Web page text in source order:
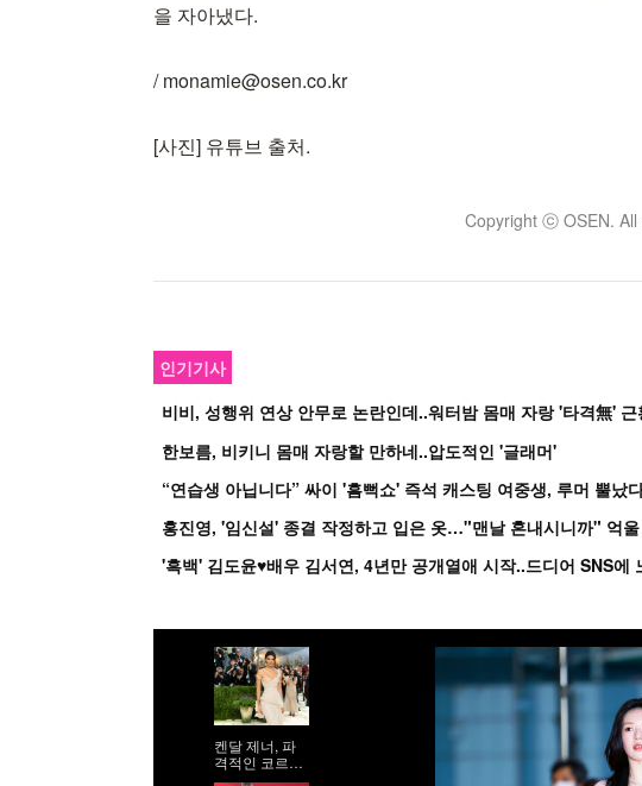
을 자아냈다.
/ monamie@osen.co.kr
[사진] 유튜브 출처.
Copyright ⓒ OSEN. All
인기기사
비비, 성행위 연상 안무로 논란인데..워터밤 몸매 자랑 '타격無' 근
한보름, 비키니 몸매 자랑할 만하네..압도적인 '글래머'
홍진영, '임신설' 종결 작정하고 입은 옷…"맨날 혼내시니까" 억울
켄달 제너, 파
격적인 코르셋
시스루 드레스